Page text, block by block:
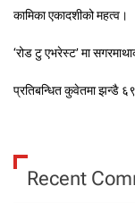
कामिका एकादशीको महत्व।
‘रोड टु एभरेस्ट’ मा
प्रतिबन्धित कुवेतमा झन्डै
Recent